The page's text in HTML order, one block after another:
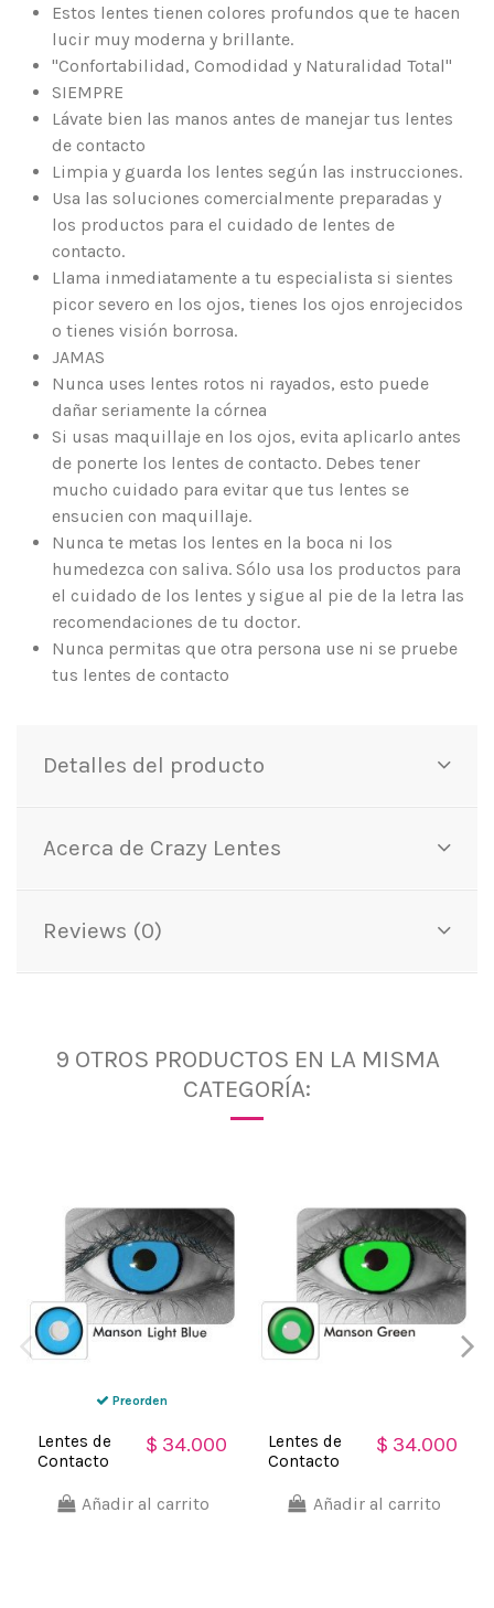
Estos lentes tienen colores profundos que te hacen
lucir muy moderna y brillante.
"Confortabilidad, Comodidad y Naturalidad Total"
SIEMPRE
Lávate bien las manos antes de manejar tus lentes
de contacto
Limpia y guarda los lentes según las instrucciones.
Usa las soluciones comercialmente preparadas y
los productos para el cuidado de lentes de
contacto.
Llama inmediatamente a tu especialista si sientes
picor severo en los ojos, tienes los ojos enrojecidos
o tienes visión borrosa.
JAMAS
Nunca uses lentes rotos ni rayados, esto puede
dañar seriamente la córnea
Si usas maquillaje en los ojos, evita aplicarlo antes
de ponerte los lentes de contacto. Debes tener
mucho cuidado para evitar que tus lentes se
ensucien con maquillaje.
Nunca te metas los lentes en la boca ni los
humedezca con saliva. Sólo usa los productos para
el cuidado de los lentes y sigue al pie de la letra las
recomendaciones de tu doctor.
Nunca permitas que otra persona use ni se pruebe
tus lentes de contacto
Detalles del producto
Acerca de Crazy Lentes
Reviews (0)
9 OTROS PRODUCTOS EN LA MISMA
CATEGORÍA:
Preorden
Lentes de
Contacto
Manson
$ 34.000
Añadir al carrito
Lentes de
Contacto
Manson
$ 34.000
Añadir al carrito